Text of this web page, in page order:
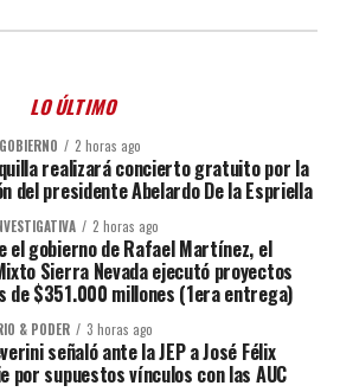
LO ÚLTIMO
2 horas ago
realizará concierto gratuito por la
del presidente Abelardo De la Espriella
2 horas ago
el gobierno de Rafael Martínez, el
Sierra Nevada ejecutó proyectos
de $351.000 millones (1era entrega)
& PODER 3 horas ago
señaló ante la JEP a José Félix
por supuestos vínculos con las AUC